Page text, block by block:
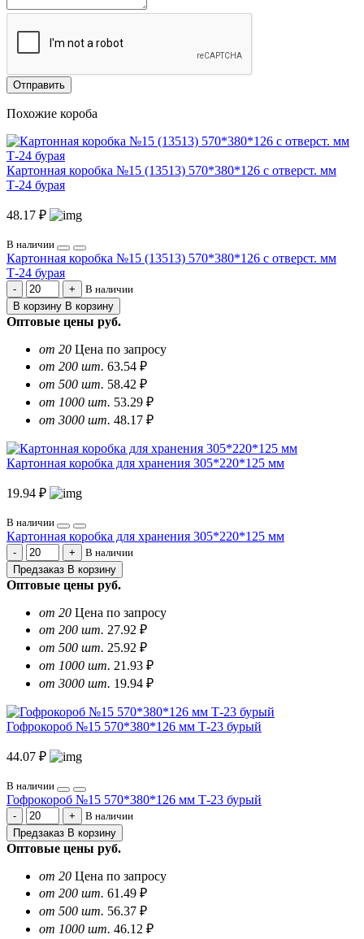
Отправить
Похожие короба
Картонная коробка №15 (13513) 570*380*126 с отверст. мм
Т-24 бурая
48.17 ₽
В наличии
Картонная коробка №15 (13513) 570*380*126 с отверст. мм
Т-24 бурая
В наличии
В корзину В корзину
Оптовые цены руб.
от 20 Цена по запросу
от 200 шт. 63.54 ₽
от 500 шт. 58.42 ₽
от 1000 шт. 53.29 ₽
от 3000 шт. 48.17 ₽
Картонная коробка для хранения 305*220*125 мм
19.94 ₽
В наличии
Картонная коробка для хранения 305*220*125 мм
В наличии
Предзаказ В корзину
Оптовые цены руб.
от 20 Цена по запросу
от 200 шт. 27.92 ₽
от 500 шт. 25.92 ₽
от 1000 шт. 21.93 ₽
от 3000 шт. 19.94 ₽
Гофрокороб №15 570*380*126 мм Т-23 бурый
44.07 ₽
В наличии
Гофрокороб №15 570*380*126 мм Т-23 бурый
В наличии
Предзаказ В корзину
Оптовые цены руб.
от 20 Цена по запросу
от 200 шт. 61.49 ₽
от 500 шт. 56.37 ₽
от 1000 шт. 46.12 ₽